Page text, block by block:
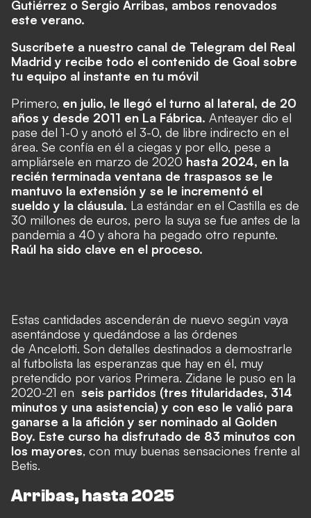
Gutiérrez o Sergio Arribas, ambos renovados
este verano.
Suscríbete a nuestro canal de Telegram del Real
Madrid y recibe todo el contenido de Goal sobre
tu equipo al instante en tu móvil
Primero, en julio, le llegó el turno al lateral, de 20
años y desde 2011 en La Fábrica. Anteayer dio el
pase del 1-0 y anotó el 3-0, de libre indirecto en el
área. Se confía en él a ciegas y por ello, pese a
ampliársele en marzo de 2020 hasta 2024, en la
recién terminada ventana de traspasos se le
mantuvo la extensión y se le incrementó el
sueldo y la cláusula. La estándar en el Castilla es de
30 millones de euros, pero la suya se fue antes de la
pandemia a 40 y ahora ha pegado otro repunte.
Raúl ha sido clave en el proceso.
Estas cantidades ascenderán de nuevo según vaya
asentándose y quedándose a las órdenes
de Ancelotti. Son detalles destinados a demostrarle
al futbolista las esperanzas que hay en él, muy
pretendido por varios Primera. Zidane le puso en la
2020-21 en seis partidos (tres titularidades, 314
minutos y una asistencia) y con eso le valió para
ganarse a la afición y ser nominado al Golden
Boy. Este curso ha disfrutado de 83 minutos con
los mayores, con muy buenas sensaciones frente al
Betis.
Arribas, hasta 2025